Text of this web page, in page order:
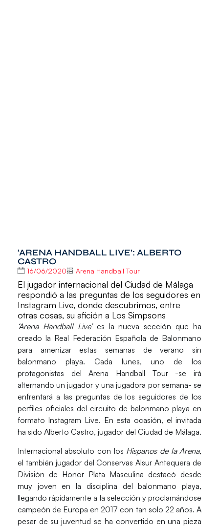
‘ARENA HANDBALL LIVE’: ALBERTO
CASTRO
16/06/2020 Arena Handball Tour
El jugador internacional del Ciudad de Málaga
respondió a las preguntas de los seguidores en
Instagram Live, donde descubrimos, entre
otras cosas, su afición a Los Simpsons
‘Arena Handball Live’ es la nueva sección que ha
creado la Real Federación Española de Balonmano
para amenizar estas semanas de verano sin
balonmano playa. Cada lunes, uno de los
protagonistas del Arena Handball Tour -se irá
alternando un jugador y una jugadora por semana- se
enfrentará a las preguntas de los seguidores de los
perfiles oficiales del circuito de balonmano playa en
formato Instagram Live. En esta ocasión, el invitada
ha sido Alberto Castro, jugador del Ciudad de Málaga.
Internacional absoluto con los Hispanos de la Arena,
el también jugador del Conservas Alsur Antequera de
División de Honor Plata Masculina destacó desde
muy joven en la disciplina del balonmano playa,
llegando rápidamente a la selección y proclamándose
campeón de Europa en 2017 con tan solo 22 años. A
pesar de su juventud se ha convertido en una pieza